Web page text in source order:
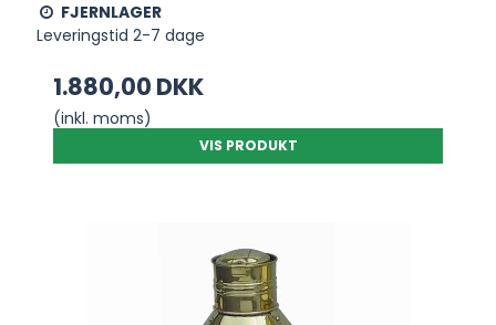
FJERNLAGER
Leveringstid 2-7 dage
1.880,00 DKK
(inkl. moms)
VIS PRODUKT